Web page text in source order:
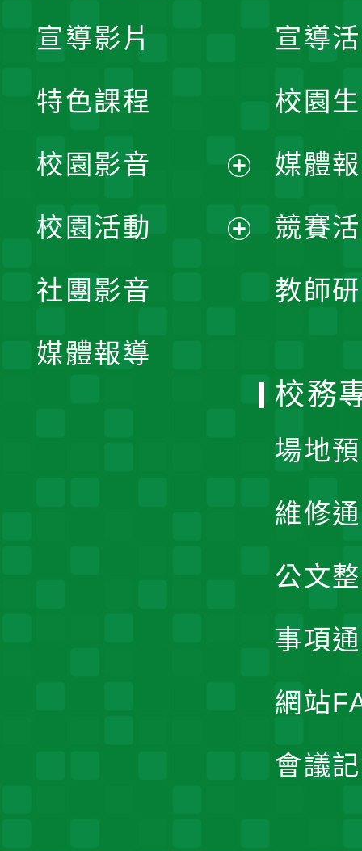
宣導
校園
媒體
競賽
教師
宣導影片
特色課程
校園影音
開
校園活動
社團影音
媒體報導
校務
場地
維修
公文
事項
網站
會議